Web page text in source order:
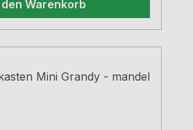
den Warenkorb